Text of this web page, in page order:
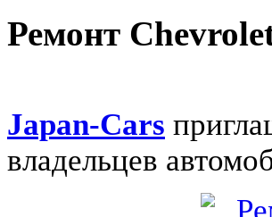
Ремонт
Japan-Cars
владельцев